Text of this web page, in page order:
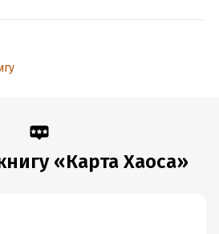
«Карта Хаоса»